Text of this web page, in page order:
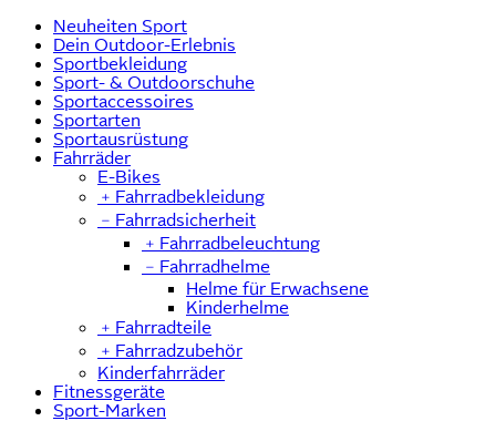
Neuheiten Sport
Dein Outdoor-Erlebnis
Sportbekleidung
Sport- & Outdoorschuhe
Sportaccessoires
Sportarten
Sportausrüstung
Fahrräder
E-Bikes
﹢ Fahrradbekleidung
﹣ Fahrradsicherheit
﹢ Fahrradbeleuchtung
﹣ Fahrradhelme
Helme für Erwachsene
Kinderhelme
﹢ Fahrradteile
﹢ Fahrradzubehör
Kinderfahrräder
Fitnessgeräte
Sport-Marken